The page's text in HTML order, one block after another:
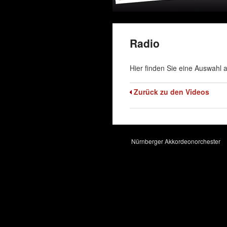
Radio
Hier finden Sie eine Auswahl
Zurück zu den Videos
Nürnberger Akkordeonorchester